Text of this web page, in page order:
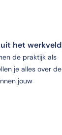
het werkveld
de praktijk als
je alles over de
jouw